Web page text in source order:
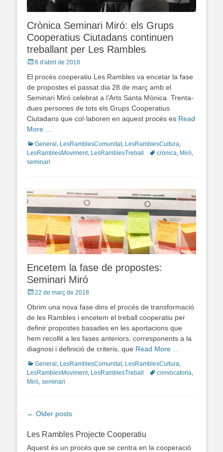
Crònica Seminari Miró: els Grups
Cooperatius Ciutadans continuen
treballant per Les Rambles
Posted
6 d'abril de 2018
El procés cooperatiu Les Rambles va encetar la fase
de propostes el passat dia 28 de març amb el
Seminari Miró celebrat a l’Arts Santa Mònica. Trenta-
dues persones de tots els Grups Cooperatius
Ciutadans que col·laboren en aquest procés es Read
More …
Categories
General, LesRamblesComunitat, LesRamblesCultura,
LesRamblesMoviment, LesRamblesTreball Tagscrònica, Miró,
seminari
Encetem la fase de propostes:
Seminari Miró
Posted
22 de març de 2018
Obrim una nova fase dins el procés de transformació
de les Rambles i encetem el treball cooperatiu per
definir propostes basades en les aportacions que
hem recollit a les fases anteriors, corresponents a la
diagnosi i definició de criteris, que Read More …
Categories
General LesRamblesComunitat, LesRamblesCultura
LesRamblesMoviment, LesRamblesTreball Tagsconvocatoria
Miró seminari
Post
← Older posts
Les Rambles Projecte Cooperatiu
Aquest és un procés que se centra en la cooperació